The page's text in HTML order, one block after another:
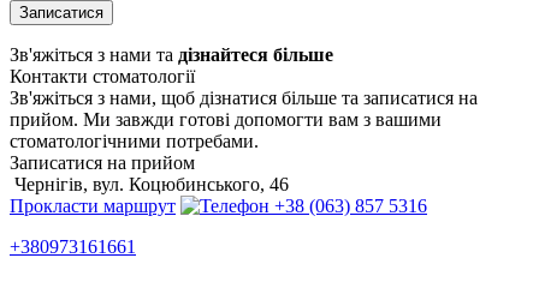
Зв'яжіться з нами та дізнайтеся більше
Контакти стоматології
Зв'яжіться з нами, щоб дізнатися більше та записатися на
прийом. Ми завжди готові допомогти вам з вашими
стоматологічними потребами.
Записатися на прийом
Чернігів, вул. Коцюбинського, 46
Прокласти маршрут
+38 (063) 857 5316
+380973161661